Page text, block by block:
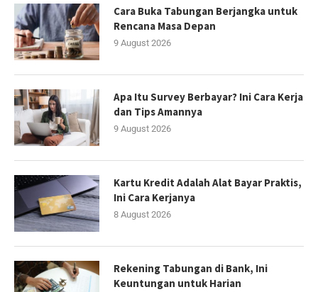
Cara Buka Tabungan Berjangka untuk
Rencana Masa Depan
9 August 2026
Apa Itu Survey Berbayar? Ini Cara Kerja
dan Tips Amannya
9 August 2026
Kartu Kredit Adalah Alat Bayar Praktis,
Ini Cara Kerjanya
8 August 2026
Rekening Tabungan di Bank, Ini
Keuntungan untuk Harian